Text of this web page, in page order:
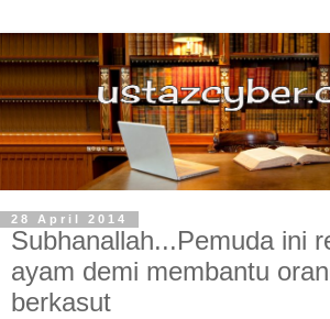
28 April 2014
Subhanallah...Pemuda ini
ayam demi membantu
berkasut